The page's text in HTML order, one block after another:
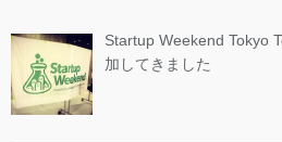
Startup Weekend Tokyo
加してきました